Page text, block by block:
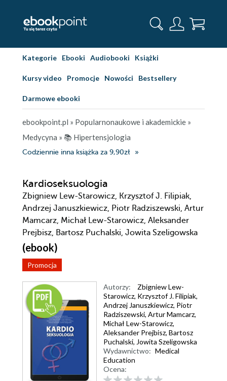
Kategorie Ebooki Audiobooki Książki
Kursy video Promocje Nowości Bestsellery
Darmowe ebooki
ebookpoint.pl » Popularnonaukowe i akademickie »
Medycyna » 📚 Hipertensjologia
Codziennie inna książka za 9,90zł
Kardioseksuologia
Zbigniew Lew-Starowicz, Krzysztof J. Filipiak,
Andrzej Januszkiewicz, Piotr Radziszewski, Artur
Mamcarz, Michał Lew-Starowicz, Aleksander
Prejbisz, Bartosz Puchalski, Jowita Szeligowska
(ebook)
Promocja
Autorzy:
Zbigniew Lew-
Starowicz, Krzysztof J. Filipiak,
Andrzej Januszkiewicz, Piotr
Radziszewski, Artur Mamcarz,
Michał Lew-Starowicz,
Aleksander Prejbisz, Bartosz
Puchalski, Jowita Szeligowska
Wydawnictwo: Medical
Education
Ocena: